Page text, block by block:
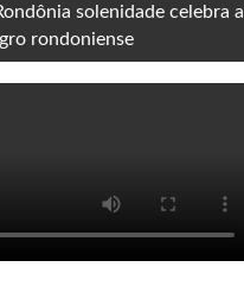
solenidade celebra a
rondoniense